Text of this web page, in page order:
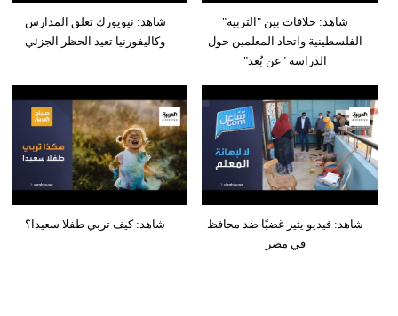
شاهد: نيويورك تغلق المدارس
وكاليفورنيا تعيد الحظر الجزئي
شاهد: خلافات بين "التربية"
الفلسطينية واتحاد المعلمين حول
الدراسة "عن بُعد"
شاهد: كيف تربي طفلا سعيدا؟
شاهد: فيديو يثير غضبًا ضد محافظ
في مصر